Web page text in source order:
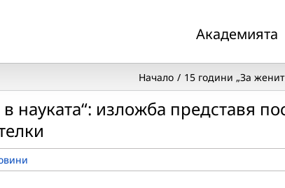
Академията
Начало 15 години „За
науката“: изложба представя